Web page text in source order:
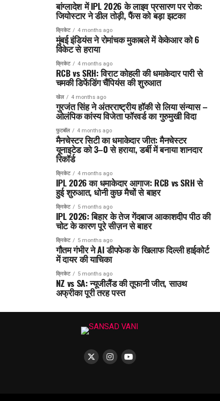
बांग्लादेश में IPL 2026 के लाइव प्रसारण पर रोक:
जियोस्टार ने डील तोड़ी, फैंस को बड़ा झटका
क्रिकेट 4 months ago
मुंबई इंडियंस ने रोमांचक मुकाबले में केकेआर को 6
विकेट से हराया
क्रिकेट 4 months ago
RCB vs SRH: विराट कोहली की धमाकेदार पारी से
चमकी डिफेंडिंग चैंपियंस की शुरुआत
खेल 4 months ago
गुरजंत सिंह ने अंतरराष्ट्रीय हॉकी से लिया संन्यास –
ओलंपिक कांस्य विजेता फॉरवर्ड का गुरुमुखी विदा
फुटबॉल 4 months ago
मैनचेस्टर सिटी का धमाकेदार जीत: मैनचेस्टर
यूनाइटेड को 3–0 से हराया, डर्बी में बनाया शानदार
रिकॉर्ड
क्रिकेट 4 months ago
IPL 2026 का धमाकेदार आगाज: RCB vs SRH से
हुई शुरुआत, धोनी कुछ मैचों से बाहर
क्रिकेट 5 months ago
IPL 2026: बिहार के तेज गेंदबाज आकाशदीप पीठ की
चोट के कारण पूरे सीज़न से बाहर
क्रिकेट 5 months ago
गौतम गंभीर ने AI डीपफेक के खिलाफ दिल्ली हाईकोर्ट
में दायर की याचिका
क्रिकेट 5 months ago
NZ vs SA: न्यूजीलैंड की तूफानी जीत, साउथ
अफ्रीका पूरी तरह पस्त